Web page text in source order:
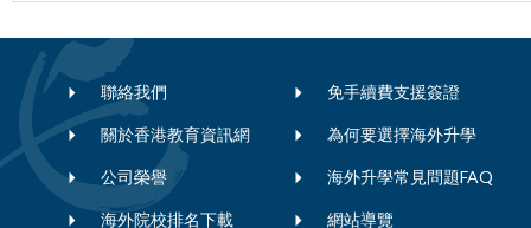
聯絡我們
關於香港教育資訊網
公司榮譽
海外院校排名下載
免手續費支援簽證
為何要選擇海外升學
海外升學常見問題FAQ
網站導覽